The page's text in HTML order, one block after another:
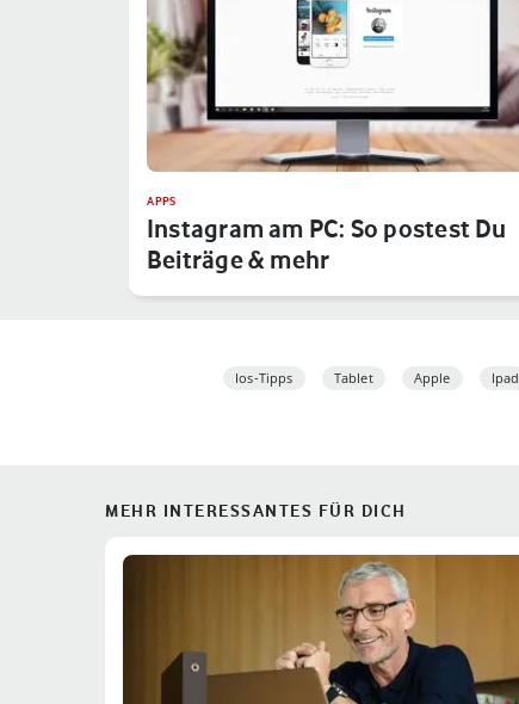
APPS
Instagram am PC: So postest Du
Beiträge & mehr
Ios-Tipps Tablet Apple Ipad
MEHR INTERESSANTES FÜR DICH